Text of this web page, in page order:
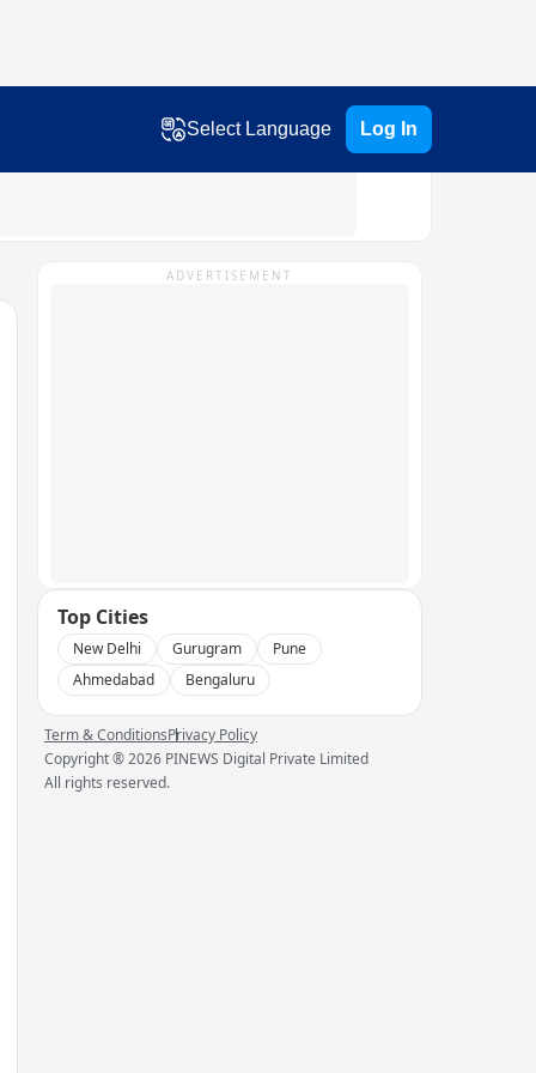
Select Language Log In
ADVERTISEMENT
Top Cities
New Delhi Gurugram
Pune
Ahmedabad
Bengaluru
Term & ConditionsPrivacy Policy
Copyright ®2026 PINEWS Digital Private Limited
All rights reserved.